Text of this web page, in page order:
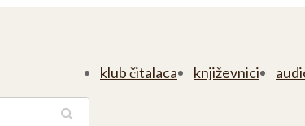
klub čitalaca književnici